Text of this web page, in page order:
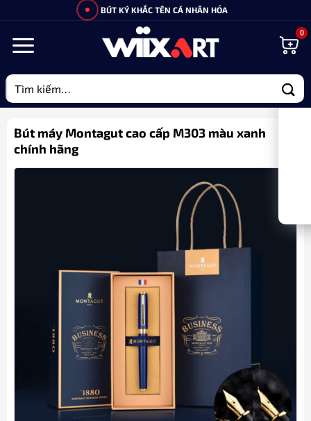
nội
BÚT KÝ KHẮC TÊN CÁ NHÂN HÓA
Tìm
kiếm:
Bút máy Montagut cao cấp M303 màu xanh
chính hãng